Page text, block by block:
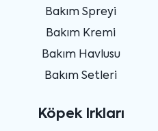
Bakım Spreyi
Bakım Kremi
Bakım Havlusu
Bakım Setleri
Köpek Irkları